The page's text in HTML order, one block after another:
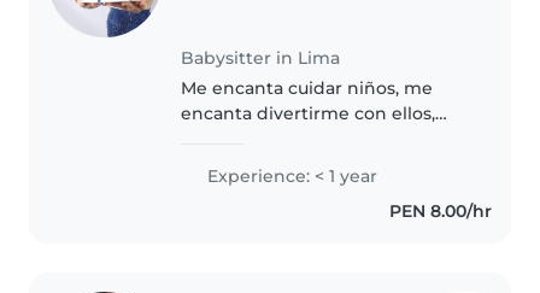
Babysitter in Lima
Me encanta cuidar niños, me
encanta divertirme con ellos,
Experience: < 1 year
PEN 8.00/hr